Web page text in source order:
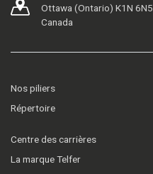
Ottawa (Ontario) K1N 6N5
Canada
Nos piliers
Répertoire
Centre des carrières
La marque Telfer